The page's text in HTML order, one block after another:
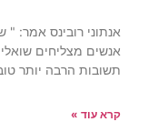
אנתוני רובינס אמר: "
אנשים מצליחים
תשובות הרבה יותר
קרא עוד »